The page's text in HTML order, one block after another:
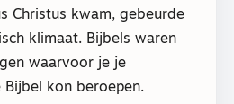
Christus kwam, gebeurde
klimaat. Bijbels waren
waarvoor je je
kon beroepen.